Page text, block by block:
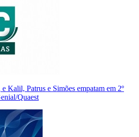
Kalil, Patrus e Simões empatam em 2º
Quaest